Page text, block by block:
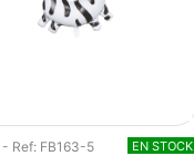
- Ref: FB163-5 EN STOCK